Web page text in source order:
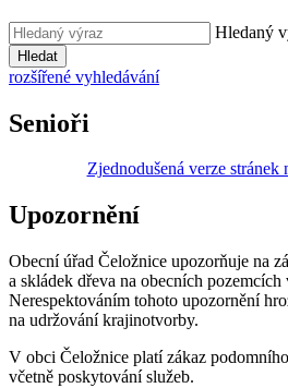
Hledaný
Hledat
rozšířené vyhledávání
Senioři
Zjednodušená verze stránek
Upozornění
Obecní úřad Čeložnice upozorňuje na
a skládek dřeva na obecních
Nerespektováním tohoto upozornění
na udržování krajinotvorby.
V obci Čeložnice platí zákaz
včetně poskytování služeb.